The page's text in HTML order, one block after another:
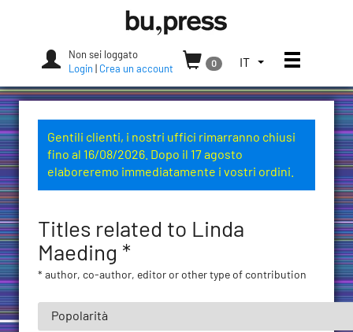
Press
Non sei loggato
Login
Crea un account
0
SELEZIONA
LINGUA.
ATTUALE:
(ITALIA)
IT Apri/
Gentili clienti, i nostri uffici rimarranno chiusi
fino al 16/08/2026. Dopo il 17 agosto
elaboreremo immediatamente i vostri ordini.
Titles related to Linda
Maeding *
* author, co-author, editor or other type of contribution